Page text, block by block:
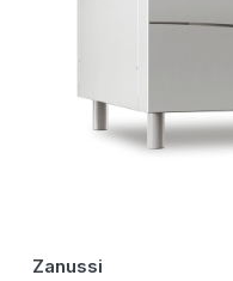
Zanussi